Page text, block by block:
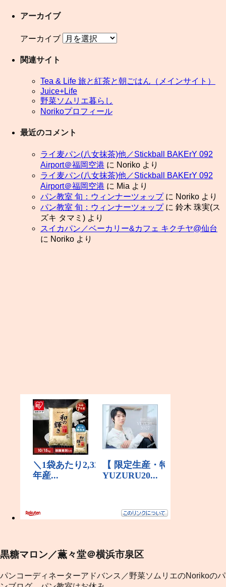
アーカイブ
アーカイブ
関連サイト
Tea & Life 旅と紅茶と朝ごはん（メインサイト）
Juice+Life
野菜ソムリエ暮らし
Norikoプロフィール
最近のコメント
ライ麦パン(八女抹茶)他／Stickball BAKErY 092
Airport＠福岡空港 に Noriko より
ライ麦パン(八女抹茶)他／Stickball BAKErY 092
Airport＠福岡空港 に Mia より
パン教室 旬：ウィンナーツォップに Noriko より
パン教室 旬：ウィンナーツォップに 鈴木 珠実(ス
ズキ タマミ) より
スイカパン／ベーカリー&カフェ キクチヤ@仙台
に Noriko より
黒糖マロン／薫々堂＠横浜市泉区
パンコーディネーターアドバンス／野菜ソムリエのNorikoのパ